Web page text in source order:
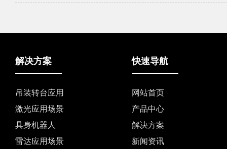
解决方案
吊装转台应用
激光应用场景
具身机器人
雷达应用场景
快速导航
网站首页
产品中心
解决方案
新闻资讯